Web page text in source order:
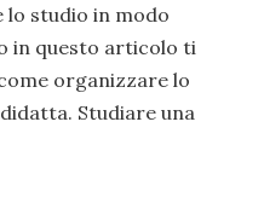
studio in modo
in questo articolo ti
organizzare lo
Studiare una